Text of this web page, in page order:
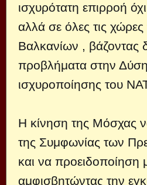
ισχυρότατη επιρροή
αλλά σε όλες τις
Βαλκανίων , βάζοντας
προβλήματα στην Δύση
ισχυροποίησης του
Η κίνηση της Μόσχας
της Συμφωνίας των
και να προειδοποίηση
αμφισβητώντας την